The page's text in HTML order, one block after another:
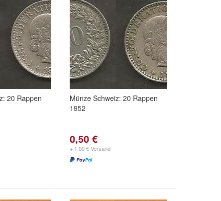
20 Rappen
Münze Schweiz: 20 Rappen
1952
0,50 €
+ 1,00 € Versand